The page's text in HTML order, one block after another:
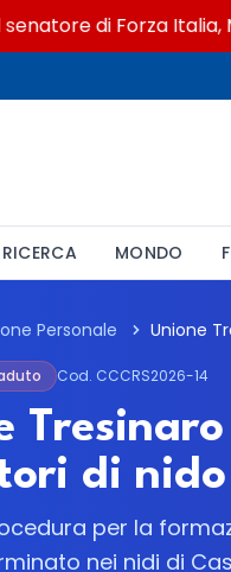
di Forza Italia,
RICERCA MONDO
Personale
Cod. CCCRS2026-14
di
per la
nei nidi di